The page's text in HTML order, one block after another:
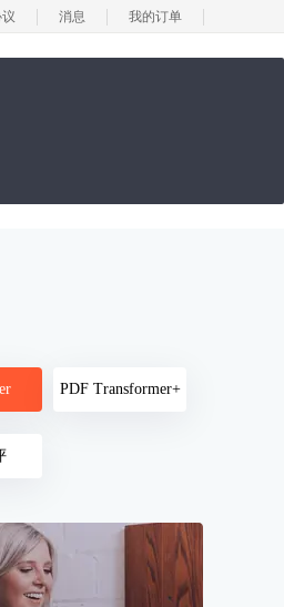
消息 我的订单
PDF Transformer+